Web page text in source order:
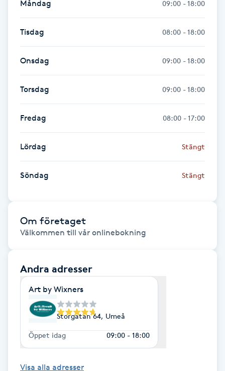
Medial vägledning
Medicinsk massage
Meditation
Medium
Megavolymfransar
Melasma
MicroPen
Microshading
Mixfransar
Nagelförlängning
Nagelförlängning akryl
Måndag 09:00 - 18:00
Tisdag 08:00 - 18:00
Onsdag 09:00 - 18:00
Torsdag 09:00 - 18:00
Fredag 08:00 - 17:00
Lördag Stängt
Söndag Stängt
Om företaget
Välkommen till vår onlinebokning
Andra adresser
Art by Wixners
Storgatan 64, Umeå
Öppet idag 09:00 - 18:00
Visa alla adresser